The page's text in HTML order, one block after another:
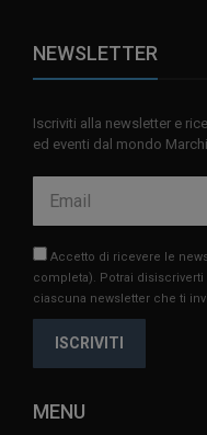
NEWSLETTER
Iscriviti alla newsletter e
ed eventi dal mondo
Accetto di ricevere le
completa). Potrai
ciascuna newsletter che ti
ISCRIVITI
MENU